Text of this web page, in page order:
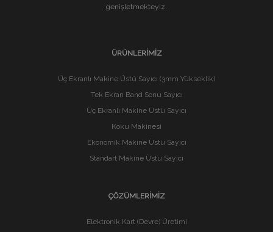
genişletmekteyiz.
ÜRÜNLERIMIZ
Üç Ekranlı Makine Üstü Sayıcı (3mm Yükseklik)
Tek Ekran Band Sonu Sayıcı
Üç Ekranlı Makine Üstü Sayıcı
Koku Makinesi
Ekonomik Makine Üstü Sayıcı
Standart Makine Üstü Sayıcı
ÇÖZÜMLERIMIZ
Elektronik Kart (Devre) Üretimi